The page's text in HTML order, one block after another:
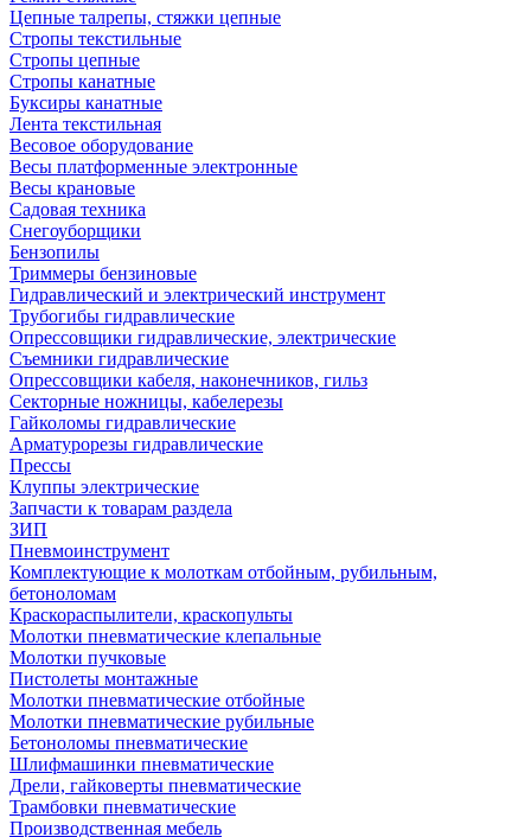
Цепные талрепы, стяжки цепные
Стропы текстильные
Стропы цепные
Стропы канатные
Буксиры канатные
Лента текстильная
Весовое оборудование
Весы платформенные электронные
Весы крановые
Садовая техника
Снегоуборщики
Бензопилы
Триммеры бензиновые
Гидравлический и электрический инструмент
Трубогибы гидравлические
Опрессовщики гидравлические, электрические
Съемники гидравлические
Опрессовщики кабеля, наконечников, гильз
Секторные ножницы, кабелерезы
Гайколомы гидравлические
Арматурорезы гидравлические
Прессы
Клуппы электрические
Запчасти к товарам раздела
ЗИП
Пневмоинструмент
Комплектующие к молоткам отбойным, рубильным,
бетоноломам
Краскораспылители, краскопульты
Молотки пневматические клепальные
Молотки пучковые
Пистолеты монтажные
Молотки пневматические отбойные
Молотки пневматические рубильные
Бетоноломы пневматические
Шлифмашинки пневматические
Дрели, гайковерты пневматические
Трамбовки пневматические
Производственная мебель